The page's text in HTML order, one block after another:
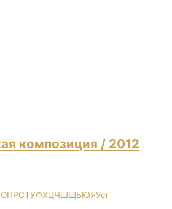
композиция / 2012
ОПРСТУФХЦЧШЩЬЮЯУсі